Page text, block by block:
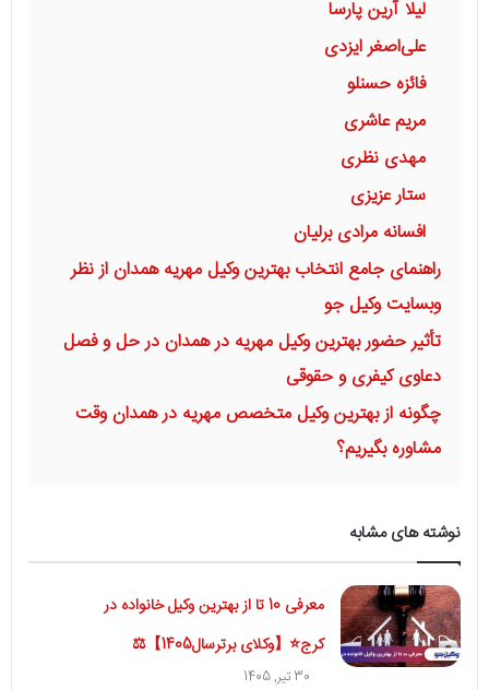
لیلا آرین پارسا
علی‌اصغر ایزدی
فائزه حسنلو
مریم عاشری
مهدی نظری
ستار عزیزی
افسانه مرادی برلیان
راهنمای جامع انتخاب بهترین وکیل مهریه همدان از نظر
وبسایت وکیل جو
تأثیر حضور بهترین وکیل مهریه در همدان در حل و فصل
دعاوی کیفری و حقوقی
چگونه از بهترین وکیل متخصص مهریه در همدان وقت
مشاوره بگیریم؟
نوشته های مشابه
معرفی 10 تا از بهترین وکیل خانواده در
کرج⭐【وکلای برترسال1405】⚖️
30 تیر, 1405